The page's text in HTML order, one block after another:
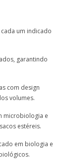
um indicado
garantindo
com design
volumes.
microbiologia e
estéreis.
em biologia e